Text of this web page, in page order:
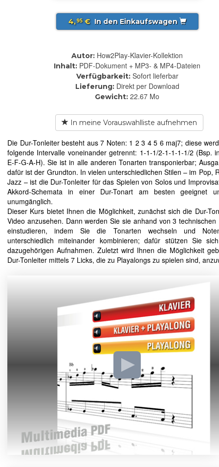
4,95€ In den Einkaufswagen
Autor: How2Play-Klavier-Kollektion
Inhalt: PDF-Dokument + MP3- & MP4-Dateien
Verfügbarkeit: Sofort lieferbar
Lieferung: Direkt per Download
Gewicht: 22.67 Mo
In meine Vorauswahlliste aufnehmen
Die Dur-Tonleiter besteht aus 7 Noten: 1 2 3 4 5 6 maj7; diese
folgende Intervalle voneinander getrennt: 1-1-1/2-1-1-1-1/2 (Bsp.
E-F-G-A-H). Sie ist in alle anderen Tonarten transponierbar;
dafür ist der Grundton. In vielen unterschiedlichen Stilen – im Pop,
Jazz – ist die Dur-Tonleiter für das Spielen von Solos und
Akkord-Schemata in einer Dur-Tonart am besten geeignet
unumgänglich.
Dieser Kurs bietet Ihnen die Möglichkeit, zunächst sich die Dur-
Video anzusehen. Dann werden Sie sie anhand von 3 technischen
einstudieren, indem Sie die Tonarten wechseln und
unterschiedlich miteinander kombinieren; dafür stützen Sie
dazugehörigen Aufnahmen. Zuletzt wird Ihnen die Möglichkeit
Dur-Tonleiter mittels 7 Licks, die zu Playalongs zu spielen sind,